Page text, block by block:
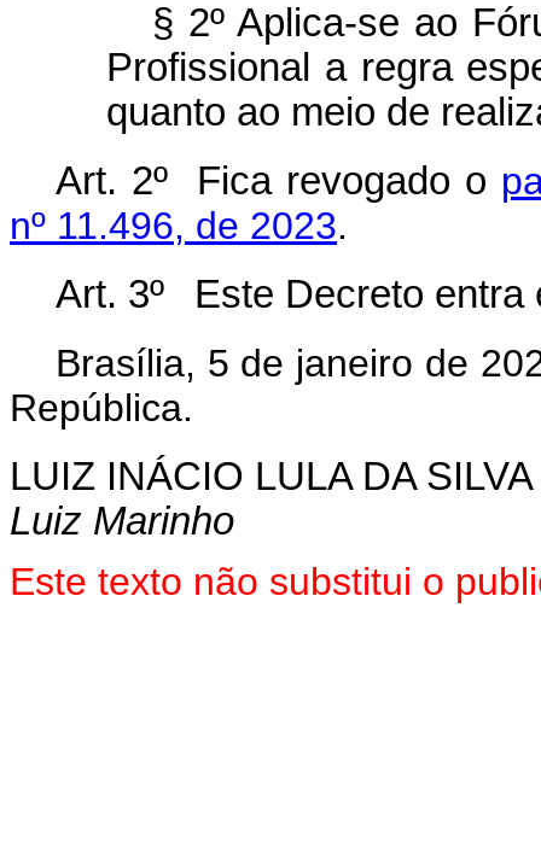
§ 2º Aplica-se ao
Profissional a regra
quanto ao meio de
Art. 2º Fica revogado o
nº 11.496, de 2023.
Art. 3º Este Decreto entra
Brasília, 5 de janeiro de
República.
LUIZ INÁCIO LULA DA SILVA
Luiz Marinho
Este texto não substitui o